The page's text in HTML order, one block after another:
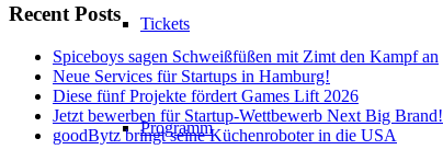
Tickets
Programm
Recent Posts
Spiceboys sagen Schweißfüßen mit Zimt den Kampf an
Neue Services für Startups in Hamburg!
Diese fünf Projekte fördert Games Lift 2026
Jetzt bewerben für Startup-Wettbewerb Next Big Brand!
goodBytz bringt seine Küchenroboter in die USA